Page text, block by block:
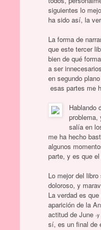
siguientes lo
ha sido así, la
La forma de
que este tercer
bien de qué
a ser
en segundo
esas partes me
Hablando
problema,
salía en
me ha hecho
algunos
parte, y es que
Lo mejor del
doloroso, y
La verdad es
aparición de la
actitud de June -y
sí, es un final de